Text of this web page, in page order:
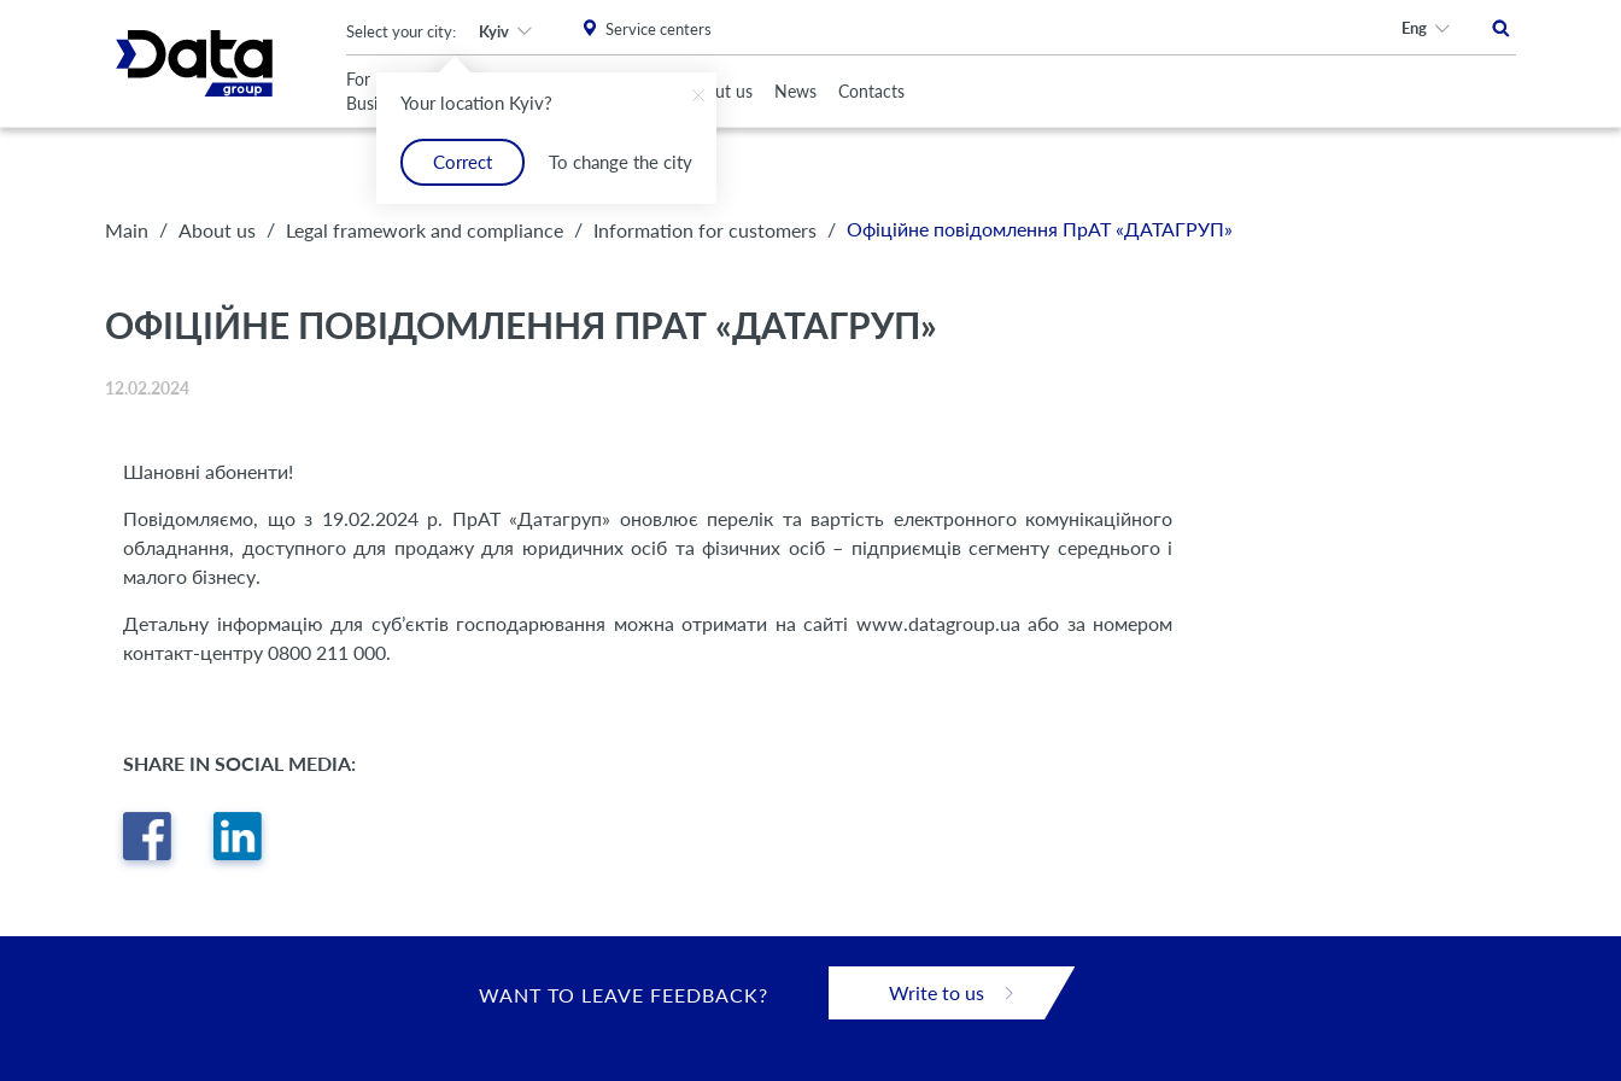
Your location Kyiv?
Correct To change the city
Select your city: Kyiv Service centers Eng
For
Business
Home
About us News Contacts
Main / About us / Legal framework and compliance / Information for customers / Офіційне повідомлення ПрАТ «ДАТАГРУП»
ОФІЦІЙНЕ ПОВІДОМЛЕННЯ ПРАТ «ДАТАГРУП»
12.02.2024
Шановні абоненти!
Повідомляємо, що з 19.02.2024 р. ПрАТ «Датагруп» оновлює перелік та вартість електронного комунікаційного
обладнання, доступного для продажу для юридичних осіб та фізичних осіб – підприємців сегменту середнього і
малого бізнесу.
Детальну інформацію для суб’єктів господарювання можна отримати на сайті www.datagroup.ua або за номером
контакт-центру 0800 211 000.
SHARE IN SOCIAL MEDIA:
WANT TO LEAVE FEEDBACK? Write to us
An important update (Chrome 143) is available for your browser. Please install this critical browser update